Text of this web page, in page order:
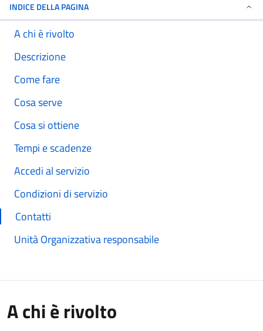
INDICE DELLA PAGINA
A chi è rivolto
Descrizione
Come fare
Cosa serve
Cosa si ottiene
Tempi e scadenze
Accedi al servizio
Condizioni di servizio
Contatti
Unità Organizzativa responsabile
A chi è rivolto